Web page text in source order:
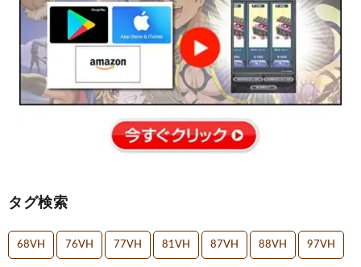
タグ検索
68VH 76VH 77VH 81VH 87VH 88VH 97VH